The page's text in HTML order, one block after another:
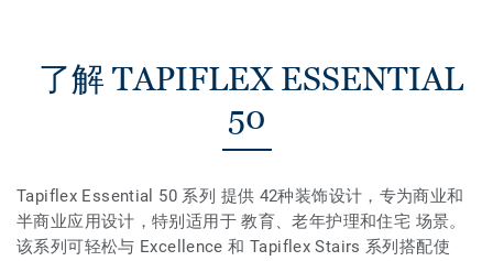
了解 TAPIFLEX ESSENTIAL
50
Tapiflex Essential 50 系列 提供 42种装饰设计，专为商业和
半商业应用设计，特别适用于 教育、老年护理和住宅 场景。
该系列可轻松与 Excellence 和 Tapiflex Stairs 系列搭配使